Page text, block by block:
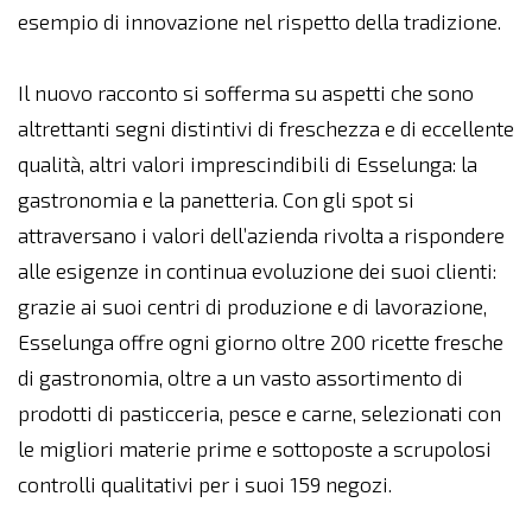
esempio di innovazione nel rispetto della tradizione.
Il nuovo racconto si sofferma su aspetti che sono
altrettanti segni distintivi di freschezza e di eccellente
qualità, altri valori imprescindibili di Esselunga: la
gastronomia e la panetteria. Con gli spot si
attraversano i valori dell’azienda rivolta a rispondere
alle esigenze in continua evoluzione dei suoi clienti:
grazie ai suoi centri di produzione e di lavorazione,
Esselunga offre ogni giorno oltre 200 ricette fresche
di gastronomia, oltre a un vasto assortimento di
prodotti di pasticceria, pesce e carne, selezionati con
le migliori materie prime e sottoposte a scrupolosi
controlli qualitativi per i suoi 159 negozi.